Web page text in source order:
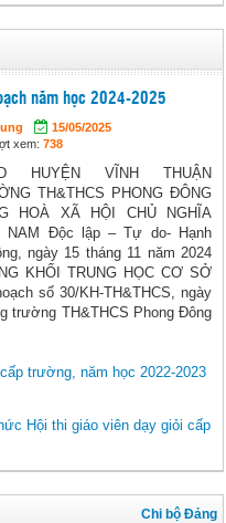
năm học 2024-2025
15/05/2025
xem: 738
HUYỆN VĨNH THUẬN
TH&THCS PHONG ĐÔNG
HOÀ XÃ HỘI CHỦ NGHĨA
NAM Độc lập – Tự do- Hạnh
ngày 15 tháng 11 năm 2024
KHỐI TRUNG HỌC CƠ SỞ
số 30/KH-TH&THCS, ngày
trường TH&THCS Phong Đông
trường, năm học 2022-2023
Hội thi giáo viên dạy giỏi cấp
Chi bộ Đảng